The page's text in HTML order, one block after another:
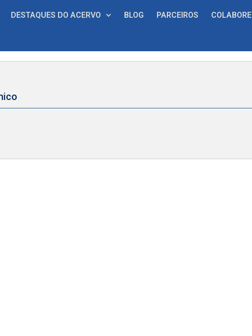
DESTAQUES DO ACERVO BLOG PARCEIROS COLABORE